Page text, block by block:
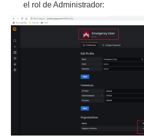
el rol de Administrador: